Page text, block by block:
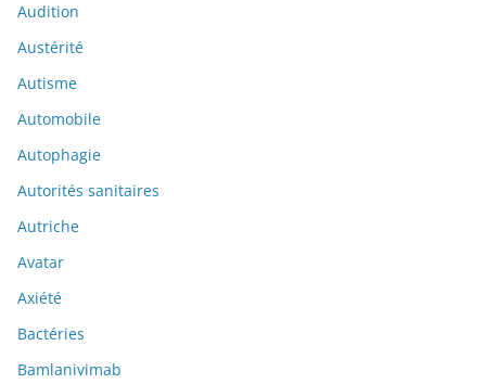
Audition
Austérité
Autisme
Automobile
Autophagie
Autorités sanitaires
Autriche
Avatar
Axiété
Bactéries
Bamlanivimab